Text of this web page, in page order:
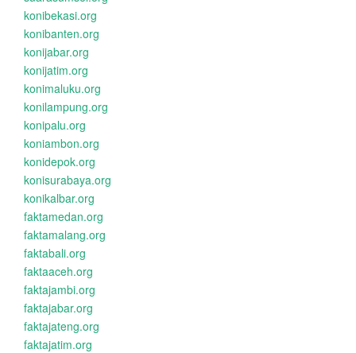
konibekasi.org
konibanten.org
konijabar.org
konijatim.org
konimaluku.org
konilampung.org
konipalu.org
koniambon.org
konidepok.org
konisurabaya.org
konikalbar.org
faktamedan.org
faktamalang.org
faktabali.org
faktaaceh.org
faktajambi.org
faktajabar.org
faktajateng.org
faktajatim.org